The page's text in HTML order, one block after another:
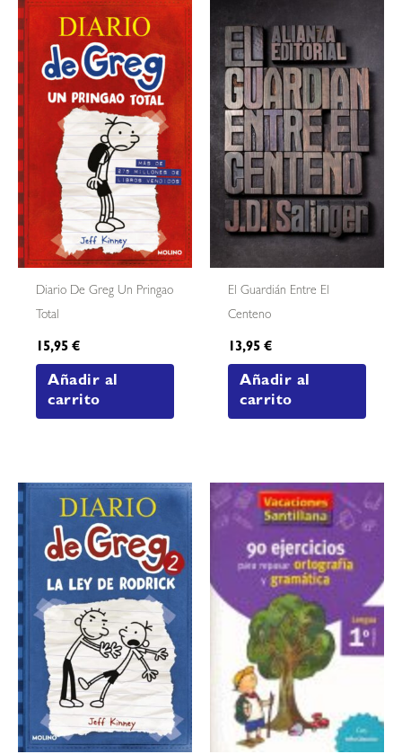
Diario De Greg Un Pringao
Total
15,95€
Añadir al
carrito
El Guardián Entre El
Centeno
13,95€
Añadir al
carrito